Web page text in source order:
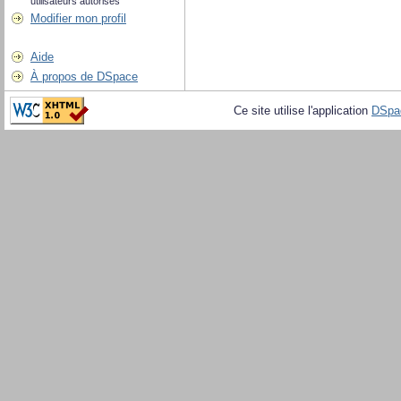
Modifier mon profil
Aide
À propos de DSpace
Ce site utilise l'application